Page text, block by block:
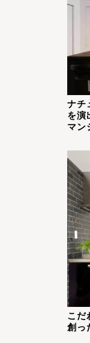
ナチ
を演
マン
こだ
創っ